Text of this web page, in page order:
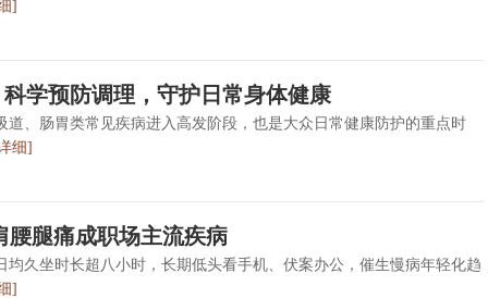
]
学预防调理，守护日常身体健康
道、肠胃类常见疾病进入高发阶段，也是大众日常健康防护的重点时
细]
腰腿痛成职场主流疾病
均久坐时长超八小时，长期低头看手机、伏案办公，催生慢病年轻化趋
]